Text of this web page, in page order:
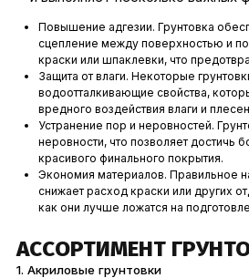
Повышение адгезии. Грунтовка
сцепление между поверхностью и
краски или шпаклевки, что
Защита от влаги. Некоторые
водоотталкивающие свойства,
вредного воздействия влаги и
Устранение пор и неровностей.
неровности, что позволяет достичь
красивого финального покрытия.
Экономия материалов. Правильное
снижает расход краски или других
как они лучше ложатся на
АССОРТИМЕНТ
1. Акриловые грунтовки